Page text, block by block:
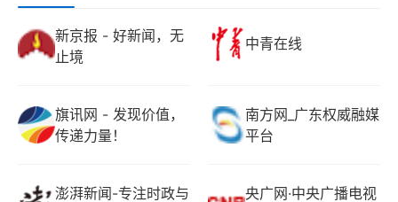
新京报 - 好新闻，无
止境
中青在线
旗讯网 - 发现价值，
传递力量！
南方网_广东权威融媒
平台
澎湃新闻-专注时政与 央广网·中央广播电视